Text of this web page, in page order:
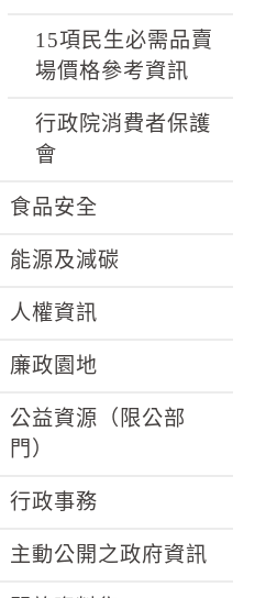
15項民生必需品賣
場價格參考資訊
行政院消費者保護
會
食品安全
能源及減碳
人權資訊
廉政園地
公益資源（限公部
門）
行政事務
主動公開之政府資訊